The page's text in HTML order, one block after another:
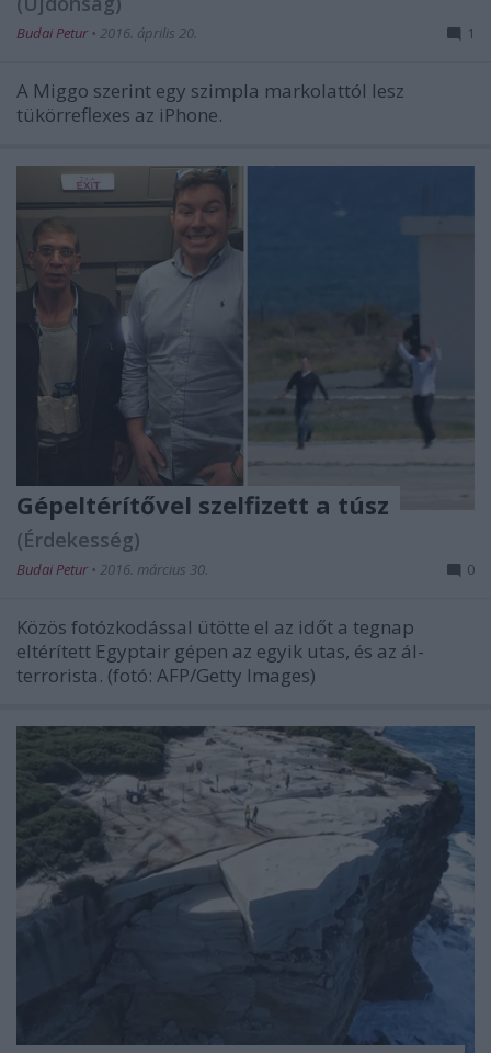
Budai Petur • 2016. április 20. 1
A Miggo szerint egy szimpla markolattól lesz
tükörreflexes az iPhone.
Gépeltérítővel szelfizett a túsz
(Érdekesség)
Budai Petur • 2016. március 30. 0
Közös fotózkodással ütötte el az időt a tegnap
eltérített Egyptair gépen az egyik utas, és az ál-
terrorista. (fotó: AFP/Getty Images)